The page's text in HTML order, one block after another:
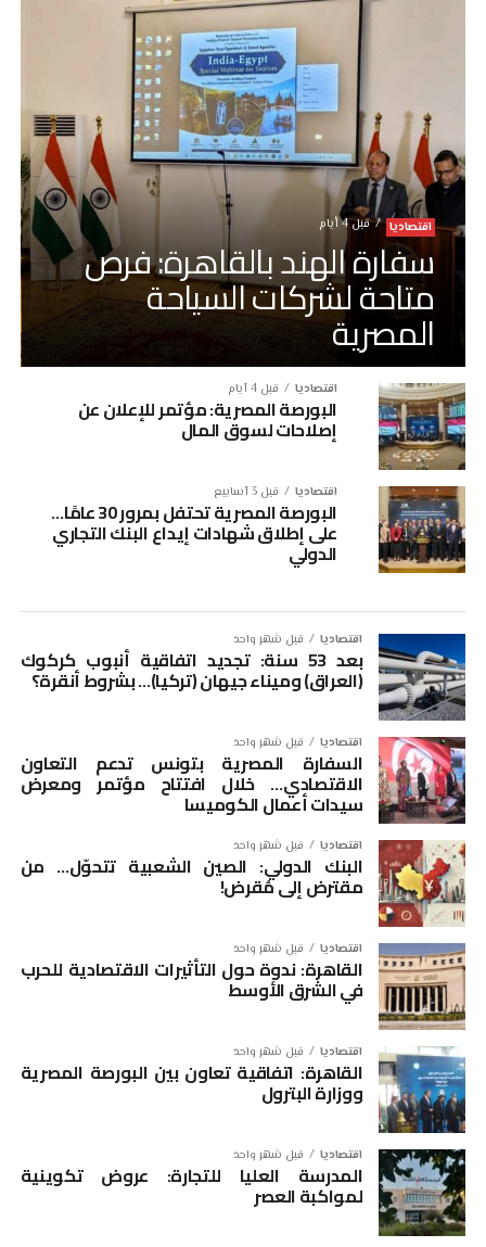
اقتصاديا قبل 4 أيام
سفارة الهند بالقاهرة: فرص
متاحة لشركات السياحة
المصرية
اقتصاديا قبل 4 أيام
البورصة المصرية: مؤتمر للإعلان عن
إصلاحات لسوق المال
اقتصاديا قبل 3 أسابيع
البورصة المصرية تحتفل بمرور 30 عامًا…
على إطلاق شهادات إيداع البنك التجاري
الدولي
اقتصاديا قبل شهر واحد
بعد 53 سنة: تجديد اتفاقية أنبوب كركوك
(العراق) وميناء جيهان (تركيا)… بشروط أنقرة؟
اقتصاديا قبل شهر واحد
السفارة المصرية بتونس تدعم التعاون
الاقتصادي… خلال افتتاح مؤتمر ومعرض
سيدات أعمال الكوميسا
اقتصاديا قبل شهر واحد
البنك الدولي: الصين الشعبية تتحوّل… من
مقترض إلى مُقرض!
اقتصاديا قبل شهر واحد
القاهرة: ندوة حول التأثيرات الاقتصادية للحرب
في الشرق الأوسط
اقتصاديا قبل شهر واحد
القاهرة: اتفاقية تعاون بين البورصة المصرية
ووزارة البترول
اقتصاديا قبل شهر واحد
المدرسة العليا للتجارة: عروض تكوينية
لمواكبة العصر